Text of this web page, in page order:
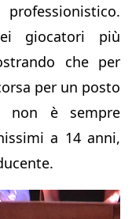
giocatori più
che per
per un posto
non è sempre
a 14 anni,